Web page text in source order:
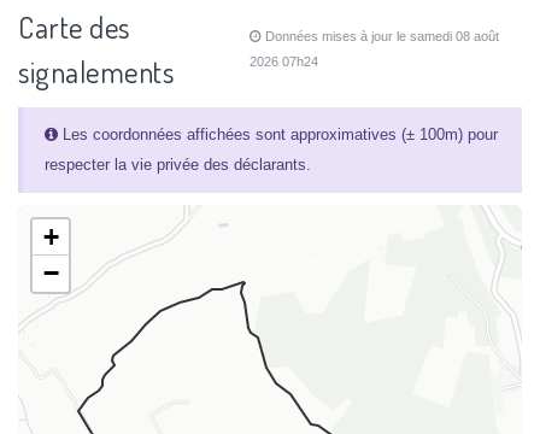
Carte des
signalements
Données mises à jour le samedi 08 août
2026 07h24
Les coordonnées affichées sont approximatives (± 100m) pour
respecter la vie privée des déclarants.
+
−